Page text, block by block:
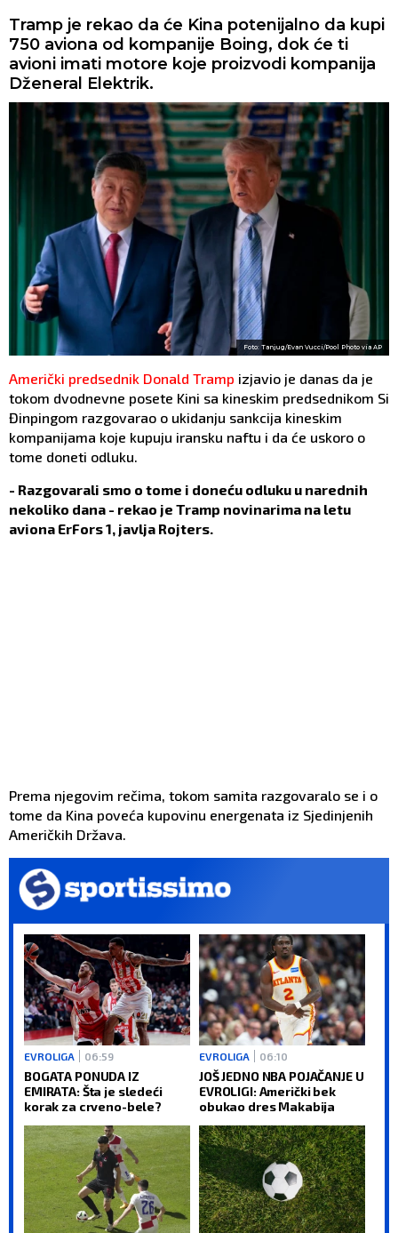
Tramp je rekao da će Kina potenijalno da kupi
750 aviona od kompanije Boing, dok će ti
avioni imati motore koje proizvodi kompanija
Dženeral Elektrik.
Foto: Tanjug/Evan Vucci/Pool Photo via AP
Američki predsednik Donald Tramp izjavio je danas da je
tokom dvodnevne posete Kini sa kineskim predsednikom Si
Đinpingom razgovarao o ukidanju sankcija kineskim
kompanijama koje kupuju iransku naftu i da će uskoro o
tome doneti odluku.
- Razgovarali smo o tome i doneću odluku u narednih
nekoliko dana - rekao je Tramp novinarima na letu
aviona ErFors 1, javlja Rojters.
Prema njegovim rečima, tokom samita razgovaralo se i o
tome da Kina poveća kupovinu energenata iz Sjedinjenih
Američkih Država.
EVROLIGA 06:59
BOGATA PONUDA IZ
EMIRATA: Šta je sledeći
korak za crveno-bele?
EVROLIGA 06:10
JOŠ JEDNO NBA POJAČANJE U
EVROLIGI: Američki bek
obukao dres Makabija